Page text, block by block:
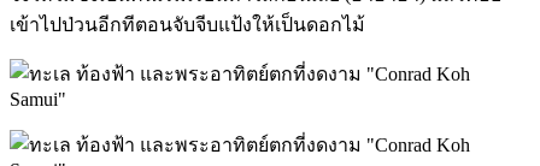
เข้าไปป่วนอีกทีตอนจับจีบแป้งให้เป็นดอกไม้